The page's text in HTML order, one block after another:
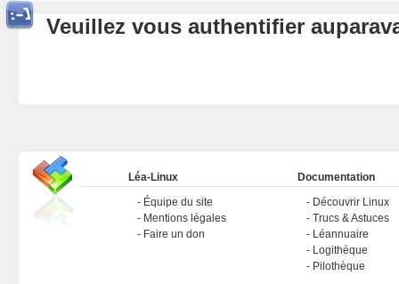
Veuillez vous authentifier
Léa-Linux
Équipe du site
Mentions légales
Faire un don
Documentation
Découvrir Linux
Trucs & Astuces
Léannuaire
Logithèque
Pilothèque